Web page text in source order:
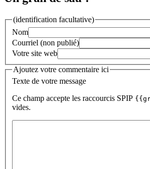
(identification facultative)
Nom
Courriel (non publié)
Votre site web
Ajoutez votre commentaire ici
Texte de votre message
Ce champ accepte les raccourcis SPIP
vides.